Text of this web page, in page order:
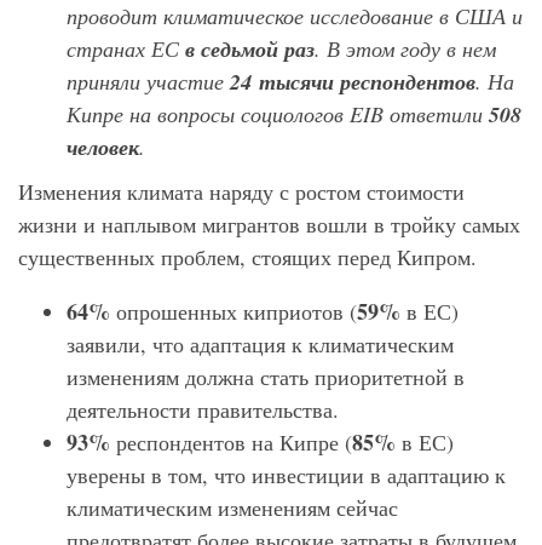
проводит климатическое исследование в США и
странах ЕС в седьмой раз. В этом году в нем
приняли участие24 тысячи респондентов. На
Кипре на вопросы социологов EIB ответили 508
человек.
Изменения климата наряду с ростом стоимости
жизни и наплывом мигрантов вошли в тройку самых
существенных проблем, стоящих перед Кипром.
64% опрошенных киприотов (59% в ЕС)
заявили, что адаптация к климатическим
изменениям должна стать приоритетной в
деятельности правительства.
93% респондентов на Кипре (85% в ЕС)
уверены в том, что инвестиции в адаптацию к
климатическим изменениям сейчас